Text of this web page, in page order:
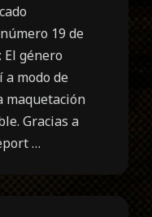
19 de
El género
modo de
maquetación
Gracias a
…